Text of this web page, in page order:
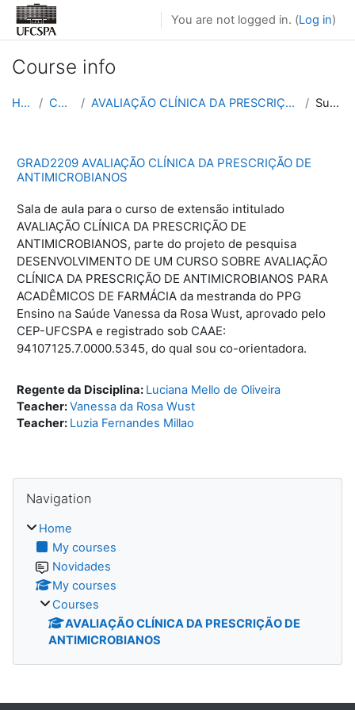
Skip to main content
You are not logged in. (Log in)
Course info
Home Courses AVALIAÇÃO CLÍNICA DA PRESCRIÇÃO DE ANTIMICROBIANOS Summary
GRAD2209 AVALIAÇÃO CLÍNICA DA PRESCRIÇÃO DE
ANTIMICROBIANOS
Sala de aula para o curso de extensão intitulado
AVALIAÇÃO CLÍNICA DA PRESCRIÇÃO DE
ANTIMICROBIANOS, parte do projeto de pesquisa
DESENVOLVIMENTO DE UM CURSO SOBRE AVALIAÇÃO
CLÍNICA DA PRESCRIÇÃO DE ANTIMICROBIANOS PARA
ACADÊMICOS DE FARMÁCIA da mestranda do PPG
Ensino na Saúde Vanessa da Rosa Wust, aprovado pelo
CEP-UFCSPA e registrado sob CAAE:
94107125.7.0000.5345, do qual sou co-orientadora.
Regente da Disciplina: Luciana Mello de Oliveira
Teacher:Vanessa da Rosa Wust
Teacher: Luzia Fernandes Millao
Blocks
Navigation
Home
My courses
Novidades
My courses
Courses
AVALIAÇÃO CLÍNICA DA PRESCRIÇÃO DE
ANTIMICROBIANOS
Blocks